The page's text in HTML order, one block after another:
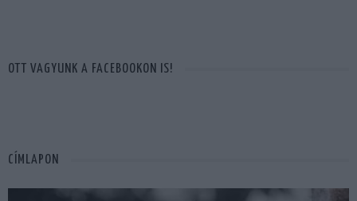
OTT VAGYUNK A FACEBOOKON IS!
CÍMLAPON